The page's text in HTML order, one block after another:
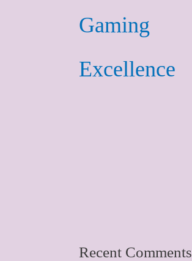
Gaming
Excellence
Recent Comments